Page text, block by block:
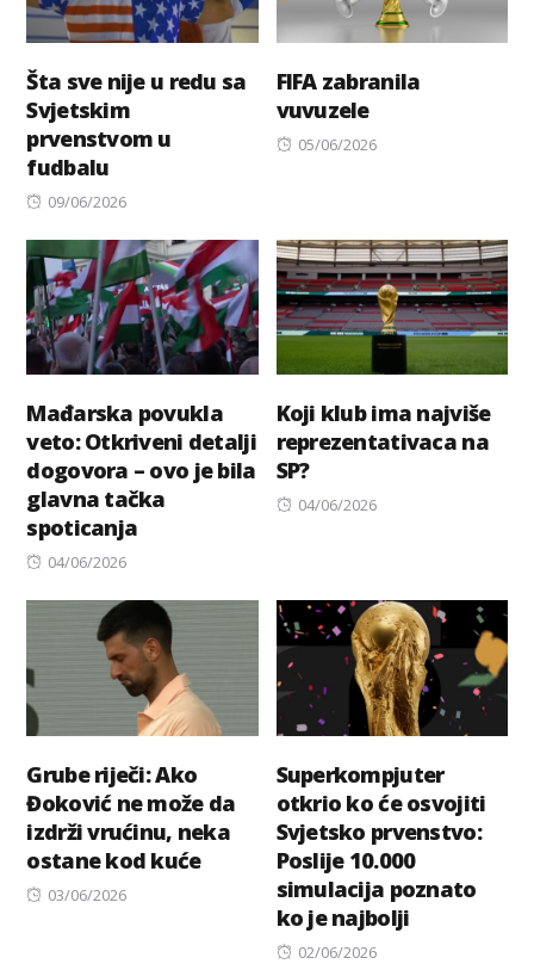
Šta sve nije u redu sa
Svjetskim
prvenstvom u
fudbalu
Posted
09/06/2026
FIFA zabranila
vuvuzele
Posted
05/06/2026
Mađarska povukla
veto: Otkriveni detalji
dogovora – ovo je bila
glavna tačka
spoticanja
Posted
04/06/2026
Koji klub ima najviše
reprezentativaca na
SP?
Posted
04/06/2026
Grube riječi: Ako
Đoković ne može da
izdrži vrućinu, neka
ostane kod kuće
Posted
03/06/2026
Superkompjuter
otkrio ko će osvojiti
Svjetsko prvenstvo:
Poslije 10.000
simulacija poznato
ko je najbolji
Posted
02/06/2026